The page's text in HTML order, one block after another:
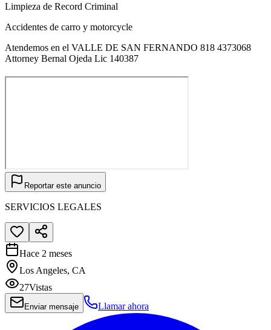
Limpieza de Record Criminal
Accidentes de carro y motorcycle
Atendemos en el VALLE DE SAN FERNANDO 818 4373068
Attorney Bernal Ojeda Lic 140387
Reportar este anuncio
SERVICIOS LEGALES
Hace 2 meses
Los Angeles, CA
27Vistas
Enviar mensaje Llamar ahora